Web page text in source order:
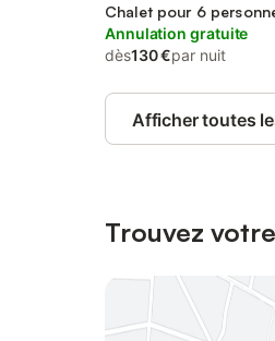
Chalet pour 6
Annulation gratuite
dès130 €par nuit
Afficher toutes
Trouvez